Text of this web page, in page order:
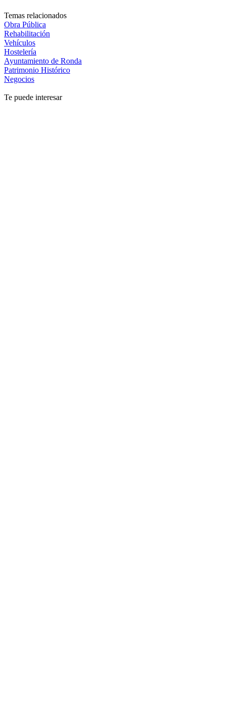
Temas relacionados
Obra Pública
Rehabilitación
Vehículos
Hostelería
Ayuntamiento de Ronda
Patrimonio Histórico
Negocios
Te puede interesar